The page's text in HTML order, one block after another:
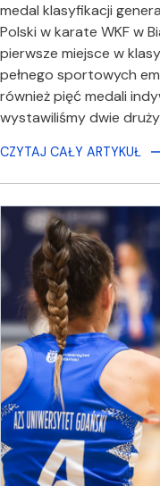
medal klasyfikacji
Polski w karate WKF w
pierwsze miejsce w
pełnego sportowych
również pięć medali
wystawiliśmy dwie
CZYTAJ CAŁY ARTYKUŁ